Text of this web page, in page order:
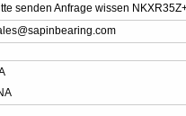
senden Anfrage wissen